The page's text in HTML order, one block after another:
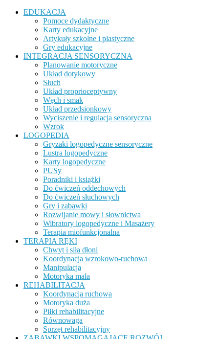
EDUKACJA
Pomoce dydaktyczne
Karty edukacyjne
Artykuły szkolne i plastyczne
Gry edukacyjne
INTEGRACJA SENSORYCZNA
Planowanie motoryczne
Układ dotykowy
Słuch
Układ proprioceptywny
Węch i smak
Układ przedsionkowy
Wyciszenie i regulacja sensoryczna
Wzrok
LOGOPEDIA
Gryzaki logopedyczne sensoryczne
Lustra logopedyczne
Karty logopedyczne
PUSy
Poradniki i książki
Do ćwiczeń oddechowych
Do ćwiczeń słuchowych
Gry i zabawki
Rozwijanie mowy i słownictwa
Wibratory logopedyczne i Masażery
Terapia miofunkcjonalna
TERAPIA RĘKI
Chwyt i siła dłoni
Koordynacja wzrokowo-ruchowa
Manipulacja
Motoryka mała
REHABILITACJA
Koordynacja ruchowa
Motoryka duża
Piłki rehabilitacyjne
Równowaga
Sprzęt rehabilitacyjny